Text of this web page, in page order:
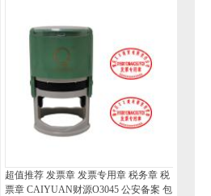
超值推荐 发票章 发票专用章 税务章 税
票章 CAIYUAN财源O3045 公安备案 包